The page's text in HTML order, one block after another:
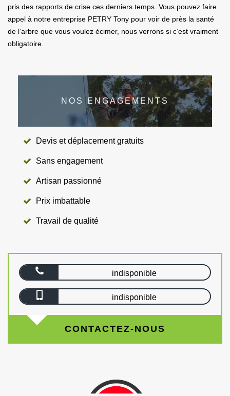
pris des rapports de crise ces derniers temps. Vous pouvez faire
appel à notre entreprise PETRY Tony pour voir de près la santé
de l’arbre que vous voulez écimer, nous verrons si c’est vraiment
obligatoire.
NOS ENGAGEMENTS
Devis et déplacement gratuits
Sans engagement
Artisan passionné
Prix imbattable
Travail de qualité
indisponible
indisponible
CONTACTEZ-NOUS